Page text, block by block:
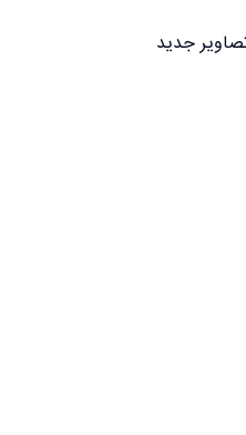
جدید